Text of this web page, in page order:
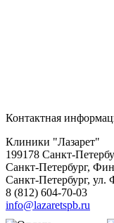
Контактная
Клиники "Лазарет"
199178 Санкт-
Санкт-Петербург,
Санкт-Петербург, ул.
8 (812) 604-70-03
info@lazaretspb.ru